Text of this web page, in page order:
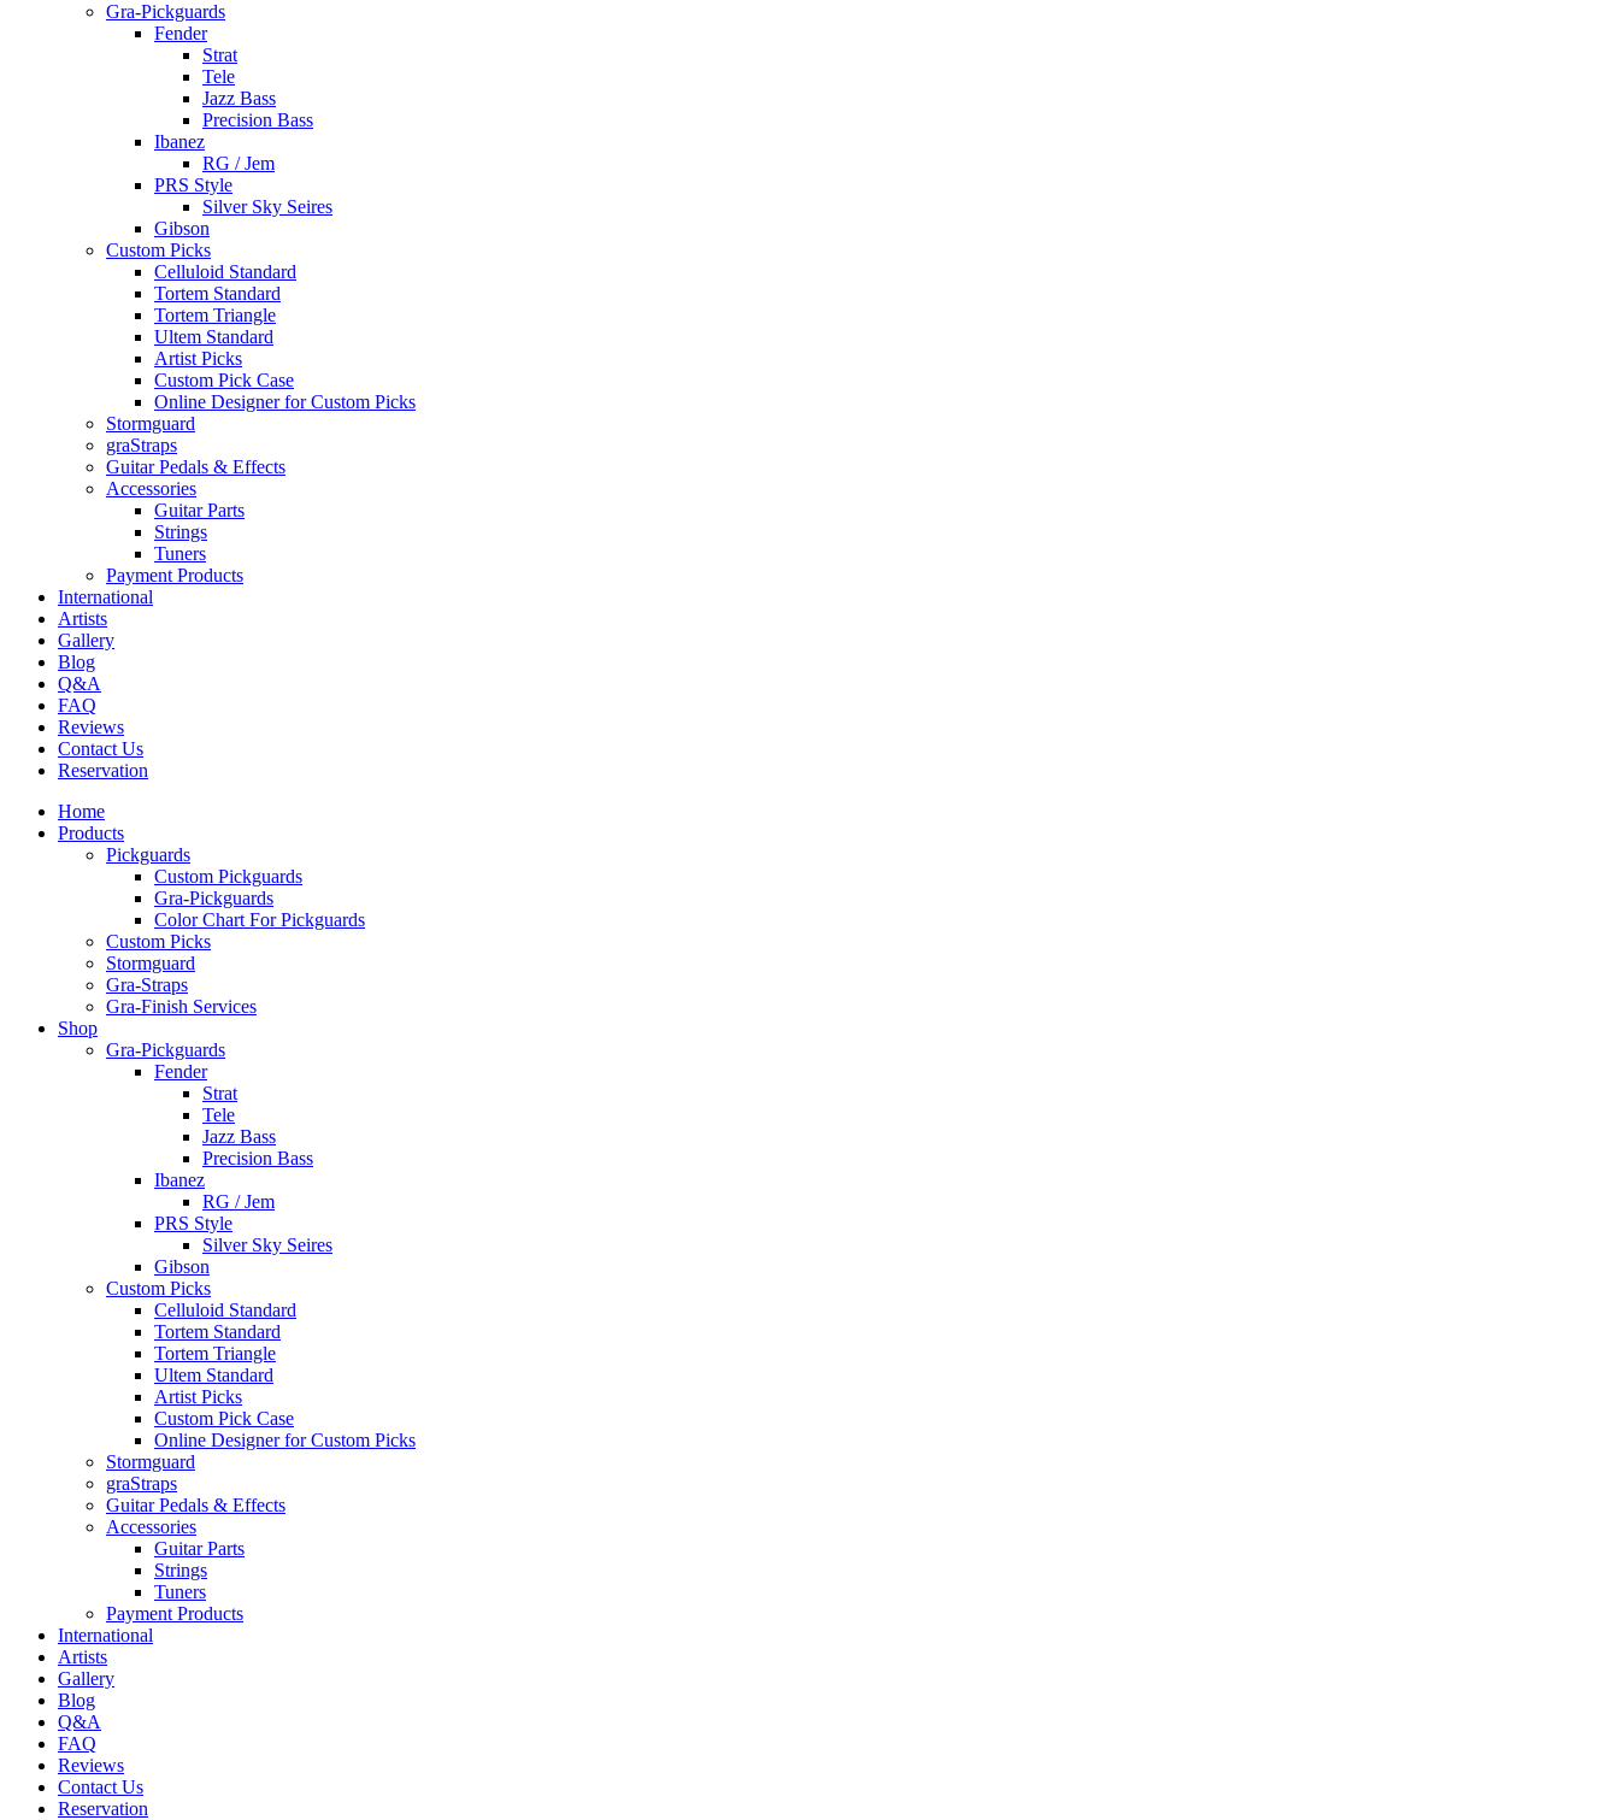
Gra-Pickguards
Fender
Strat
Tele
Jazz Bass
Precision Bass
Ibanez
RG / Jem
PRS Style
Silver Sky Seires
Gibson
Custom Picks
Celluloid Standard
Tortem Standard
Tortem Triangle
Ultem Standard
Artist Picks
Custom Pick Case
Online Designer for Custom Picks
Stormguard
graStraps
Guitar Pedals & Effects
Accessories
Guitar Parts
Strings
Tuners
Payment Products
International
Artists
Gallery
Blog
Q&A
FAQ
Reviews
Contact Us
Reservation
Home
Products
Pickguards
Custom Pickguards
Gra-Pickguards
Color Chart For Pickguards
Custom Picks
Stormguard
Gra-Straps
Gra-Finish Services
Shop
Gra-Pickguards
Fender
Strat
Tele
Jazz Bass
Precision Bass
Ibanez
RG / Jem
PRS Style
Silver Sky Seires
Gibson
Custom Picks
Celluloid Standard
Tortem Standard
Tortem Triangle
Ultem Standard
Artist Picks
Custom Pick Case
Online Designer for Custom Picks
Stormguard
graStraps
Guitar Pedals & Effects
Accessories
Guitar Parts
Strings
Tuners
Payment Products
International
Artists
Gallery
Blog
Q&A
FAQ
Reviews
Contact Us
Reservation